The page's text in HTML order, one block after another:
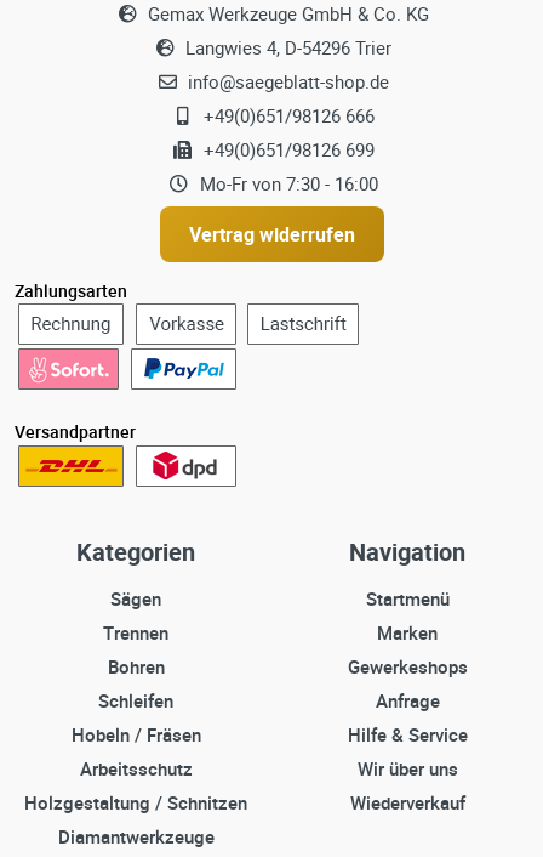
Gemax Werkzeuge GmbH & Co. KG
Langwies 4, D-54296 Trier
info@saegeblatt-shop.de
+49(0)651/98126 666
+49(0)651/98126 699
Mo-Fr von 7:30 - 16:00
Vertrag widerrufen
Zahlungsarten
Versandpartner
Kategorien
Sägen
Trennen
Bohren
Schleifen
Hobeln / Fräsen
Arbeitsschutz
Holzgestaltung / Schnitzen
Diamantwerkzeuge
Navigation
Startmenü
Marken
Gewerkeshops
Anfrage
Hilfe & Service
Wir über uns
Wiederverkauf